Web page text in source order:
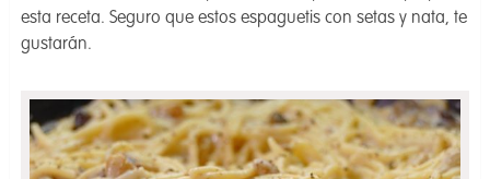
esta receta. Seguro que estos espaguetis con setas y nata, te
gustarán.